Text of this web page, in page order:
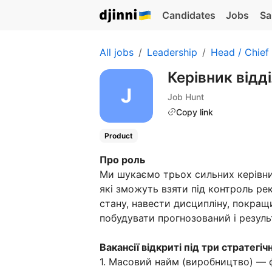
Candidates Jobs
All jobs Leadership Head / Chief
Керівник
Job Hunt
Copy link
Product
Про роль
Ми шукаємо трьох сильних
які зможуть взяти під контроль
стану, навести дисципліну,
побудувати прогнозований і
Вакансії відкриті під три
1. Масовий найм (виробництво) —